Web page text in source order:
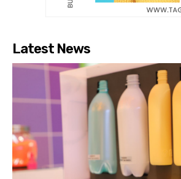
Latest News